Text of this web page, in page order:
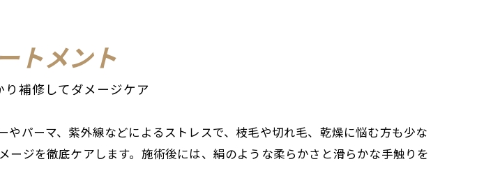
トメント
補修してダメージケア
パーマ、紫外線などによるストレスで、枝毛や切れ毛、乾燥に悩む方も少な
ジを徹底ケアします。施術後には、絹のような柔らかさと滑らかな手触りを